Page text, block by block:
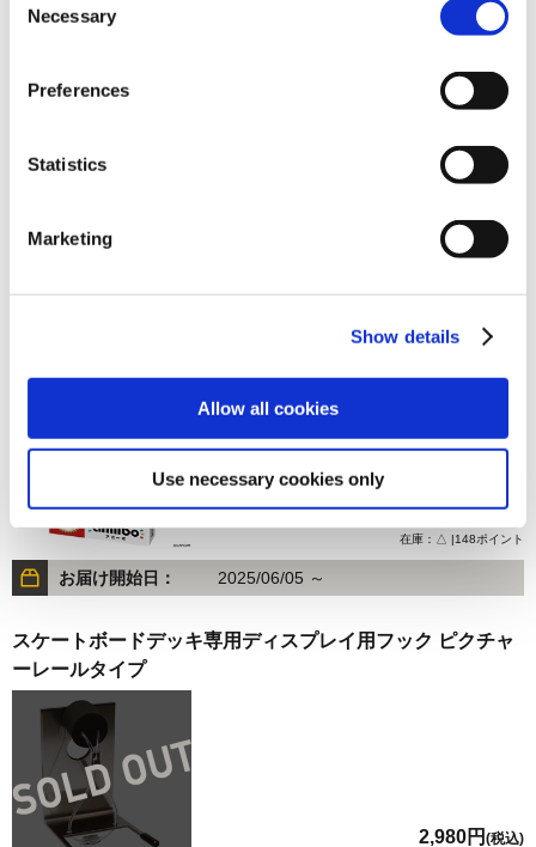
Selection
Necessary
Preferences
Statistics
Marketing
Show details
Allow all cookies
Use necessary cookies only
amiibo キンバリー【ストリートファイター6】 （ストリー
2,970円(税込)
在庫：○ |148ポイント
ストリートファイター6 amiiboカード スターターセット
2,970円
在庫：△ |148ポイント
お届け開始日： 2025/06/05 ～
スケートボードデッキ専用ディスプレイ用フック ピクチャ
ーレールタイプ
2,980円 (税込)